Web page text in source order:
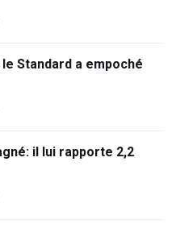
Standard a empoché
il lui rapporte 2,2